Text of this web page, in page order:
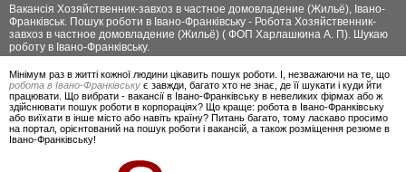
Вакансія Хозяйственник-завхоз в частное домовладение (Жильё), Івано-
Франківськ. Пошук роботи в Івано-Франківську - Робота Хозяйственник-
завхоз в частное домовладение (Жильё) ( ФОП Харлашкина А. П). Шукаю
роботу в Івано-Франківську.
Мінімум раз в житті кожної людини цікавить пошук роботи. І, незважаючи на те, що
робота в Івано-Франківську є завжди, багато хто не знає, де її шукати і куди йти
працювати. Що вибрати - вакансії в Івано-Франківську в невеликих фірмах або ж
здійснювати пошук роботи в корпораціях? Що краще: робота в Івано-Франківську
або виїхати в інше місто або навіть країну? Питань багато, тому ласкаво просимо
на портал, орієнтований на пошук роботи і вакансій, а також розміщення резюме в
Івано-Франківську!